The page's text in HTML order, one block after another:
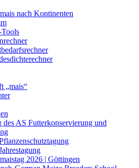
nach Kontinenten
Tools
„mais“
des AS Futterkonservierung und
2026 | Göttingen